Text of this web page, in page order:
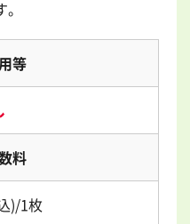
等
料
)/1枚